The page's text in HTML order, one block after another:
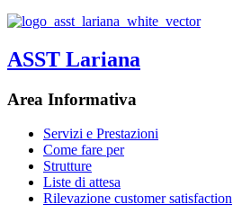
ASST Lariana
Area Informativa
Servizi e Prestazioni
Come fare per
Strutture
Liste di attesa
Rilevazione customer satisfaction